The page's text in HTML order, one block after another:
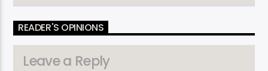
READER'S OPINIONS
Leave a Reply